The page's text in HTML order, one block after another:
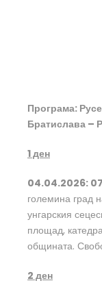
Програма:
Братислава –
1ден
04.04.2026:
големина град
унгарския
площад,
общината.
2 ден